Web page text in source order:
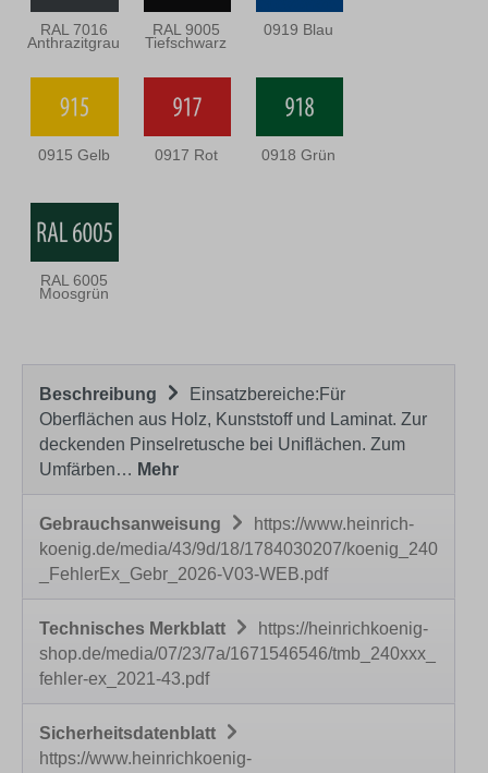
RAL 7016
Anthrazitgrau
RAL 9005
Tiefschwarz
0919 Blau
0915 Gelb 0917 Rot 0918 Grün
RAL 6005
Moosgrün
Beschreibung
Einsatzbereiche:Für
Oberflächen aus Holz, Kunststoff und Laminat. Zur
deckenden Pinselretusche bei Uniflächen. Zum
Umfärben… Mehr
Gebrauchsanweisung
https://www.heinrich-
koenig.de/media/43/9d/18/1784030207/koenig_240
_FehlerEx_Gebr_2026-V03-WEB.pdf
Technisches Merkblatt
https://heinrichkoenig-
shop.de/media/07/23/7a/1671546546/tmb_240xxx_
fehler-ex_2021-43.pdf
Sicherheitsdatenblatt
https://www.heinrichkoenig-